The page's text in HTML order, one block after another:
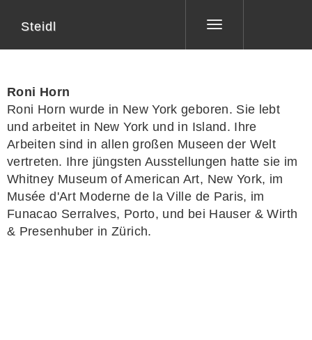
Toggle
Steidl
Roni Horn
Roni Horn wurde in New York geboren. Sie lebt
und arbeitet in New York und in Island. Ihre
Arbeiten sind in allen großen Museen der Welt
vertreten. Ihre jüngsten Ausstellungen hatte sie im
Whitney Museum of American Art, New York, im
Musée d'Art Moderne de la Ville de Paris, im
Funacao Serralves, Porto, und bei Hauser & Wirth
& Presenhuber in Zürich.